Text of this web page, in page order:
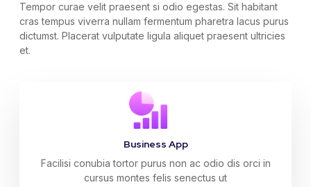
Tempor curae velit praesent si odio egestas. Sit habitant
cras tempus viverra nullam fermentum pharetra lacus purus
dictumst. Placerat vulputate ligula aliquet praesent ultricies
et.
Business App
Facilisi conubia tortor purus non ac odio dis orci in
cursus montes felis senectus ut